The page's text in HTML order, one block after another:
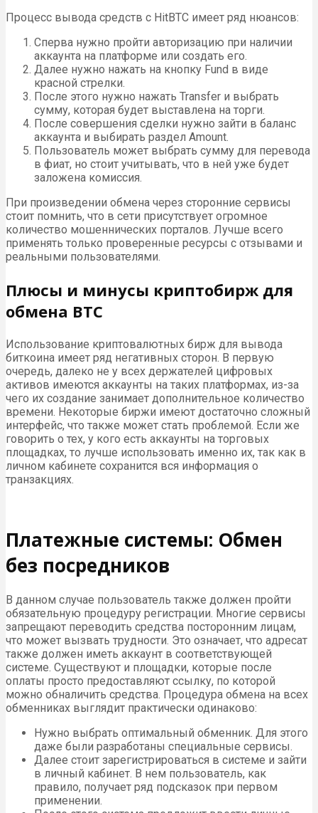
Процесс вывода средств с HitBTC имеет ряд нюансов:
Сперва нужно пройти авторизацию при наличии
аккаунта на платформе или создать его.
Далее нужно нажать на кнопку Fund в виде
красной стрелки.
После этого нужно нажать Transfer и выбрать
сумму, которая будет выставлена на торги.
После совершения сделки нужно зайти в баланс
аккаунта и выбирать раздел Amount.
Пользователь может выбрать сумму для перевода
в фиат, но стоит учитывать, что в ней уже будет
заложена комиссия.
При произведении обмена через сторонние сервисы
стоит помнить, что в сети присутствует огромное
количество мошеннических порталов. Лучше всего
применять только проверенные ресурсы с отзывами и
реальными пользователями.
Плюсы и минусы криптобирж для
обмена BTC
Использование криптовалютных бирж для вывода
биткоина имеет ряд негативных сторон. В первую
очередь, далеко не у всех держателей цифровых
активов имеются аккаунты на таких платформах, из-за
чего их создание занимает дополнительное количество
времени. Некоторые биржи имеют достаточно сложный
интерфейс, что также может стать проблемой. Если же
говорить о тех, у кого есть аккаунты на торговых
площадках, то лучше использовать именно их, так как в
личном кабинете сохранится вся информация о
транзакциях.
Платежные системы: Обмен
без посредников
В данном случае пользователь также должен пройти
обязательную процедуру регистрации. Многие сервисы
запрещают переводить средства посторонним лицам,
что может вызвать трудности. Это означает, что адресат
также должен иметь аккаунт в соответствующей
системе. Существуют и площадки, которые после
оплаты просто предоставляют ссылку, по которой
можно обналичить средства. Процедура обмена на всех
обменниках выглядит практически одинаково:
Нужно выбрать оптимальный обменник. Для этого
даже были разработаны специальные сервисы.
Далее стоит зарегистрироваться в системе и зайти
в личный кабинет. В нем пользователь, как
правило, получает ряд подсказок при первом
применении.